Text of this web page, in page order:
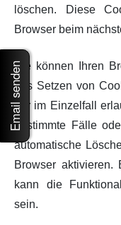
löschen. Diese
Browser beim
Sie können Ihren
das Setzen von
nur im Einzelfall
bestimmte Fälle
automatische
Browser
kann die
sein.
Email senden